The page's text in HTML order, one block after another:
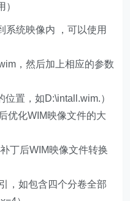
系统映像内 ，可以使用
，然后加上相应的参数
置，如D:\intall.wim.）
优化WIM映像文件的大
丁后WIM映像文件转换
，如包含四个分卷全部